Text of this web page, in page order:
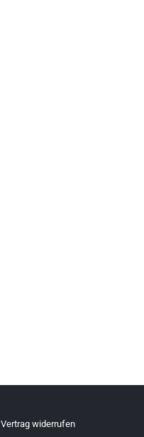
Vertrag widerrufen